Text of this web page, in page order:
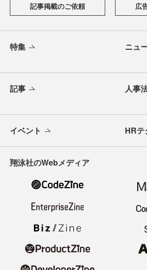
記事掲載のご依頼 広
特集 ニュ
記事 人事
イベント HRテ
翔泳社のWebメディア